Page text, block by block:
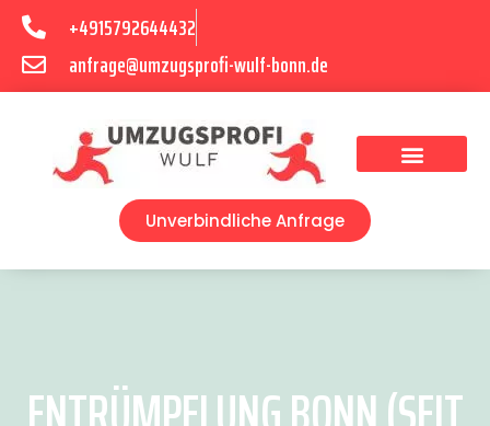
+4915792644432
anfrage@umzugsprofi-wulf-bonn.de
Unverbindliche Anfrage